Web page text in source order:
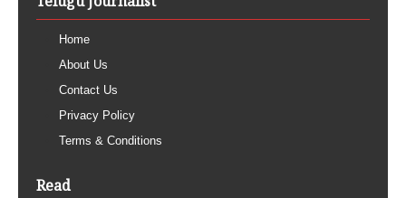
Home
About Us
Contact Us
Privacy Policy
Terms & Conditions
Read